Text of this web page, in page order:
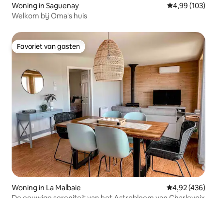
Woning in Saguenay Gemiddelde
4,99 (103)
Welkom bij Oma's huis
Favoriet van gasten
Favoriet van gasten
Woning in La Malbaie Gemiddelde
4,92 (436)